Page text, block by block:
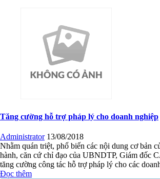
Tăng cường hỗ trợ pháp lý cho doanh nghiệp
Administrator 13/08/2018
Nhằm quán triệt, phổ biến các nội dung cơ bản
hành, căn cứ chỉ đạo của UBNDTP, Giám đốc
tăng cường công tác hỗ trợ pháp lý cho các
Đọc thêm